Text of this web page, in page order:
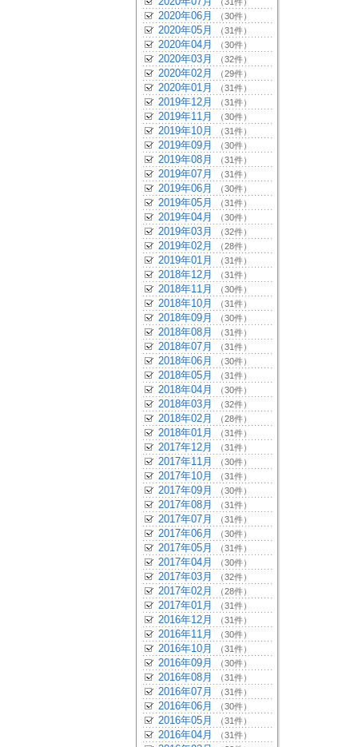
2020年06月 （30件）
2020年05月 （31件）
2020年04月 （30件）
2020年03月 （32件）
2020年02月 （29件）
2020年01月 （31件）
2019年12月 （31件）
2019年11月 （30件）
2019年10月 （31件）
2019年09月 （30件）
2019年08月 （31件）
2019年07月 （31件）
2019年06月 （30件）
2019年05月 （31件）
2019年04月 （30件）
2019年03月 （32件）
2019年02月 （28件）
2019年01月 （31件）
2018年12月 （31件）
2018年11月 （30件）
2018年10月 （31件）
2018年09月 （30件）
2018年08月 （31件）
2018年07月 （31件）
2018年06月 （30件）
2018年05月 （31件）
2018年04月 （30件）
2018年03月 （32件）
2018年02月 （28件）
2018年01月 （31件）
2017年12月 （31件）
2017年11月 （30件）
2017年10月 （31件）
2017年09月 （30件）
2017年08月 （31件）
2017年07月 （31件）
2017年06月 （30件）
2017年05月 （31件）
2017年04月 （30件）
2017年03月 （32件）
2017年02月 （28件）
2017年01月 （31件）
2016年12月 （31件）
2016年11月 （30件）
2016年10月 （31件）
2016年09月 （30件）
2016年08月 （31件）
2016年07月 （31件）
2016年06月 （30件）
2016年05月 （31件）
2016年04月 （31件）